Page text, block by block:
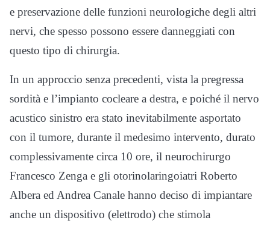
e preservazione delle funzioni neurologiche degli altri
nervi, che spesso possono essere danneggiati con
questo tipo di chirurgia.
In un approccio senza precedenti, vista la pregressa
sordità e l’impianto cocleare a destra, e poiché il nervo
acustico sinistro era stato inevitabilmente asportato
con il tumore, durante il medesimo intervento, durato
complessivamente circa 10 ore, il neurochirurgo
Francesco Zenga e gli otorinolaringoiatri Roberto
Albera ed Andrea Canale hanno deciso di impiantare
anche un dispositivo (elettrodo) che stimola